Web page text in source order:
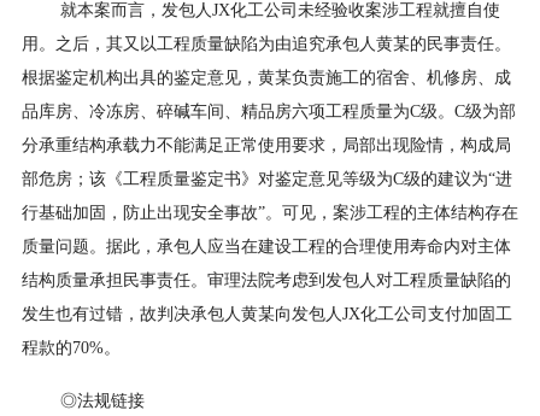
就本案而言，发包人JX化工公司未经验收案涉工程就擅自使
用。之后，其又以工程质量缺陷为由追究承包人黄某的民事责任。
根据鉴定机构出具的鉴定意见，黄某负责施工的宿舍、机修房、成
品库房、冷冻房、碎碱车间、精品房六项工程质量为C级。C级为部
分承重结构承载力不能满足正常使用要求，局部出现险情，构成局
部危房；该《工程质量鉴定书》对鉴定意见等级为C级的建议为“进
行基础加固，防止出现安全事故”。可见，案涉工程的主体结构存在
质量问题。据此，承包人应当在建设工程的合理使用寿命内对主体
结构质量承担民事责任。审理法院考虑到发包人对工程质量缺陷的
发生也有过错，故判决承包人黄某向发包人JX化工公司支付加固工
程款的70%。
◎法规链接